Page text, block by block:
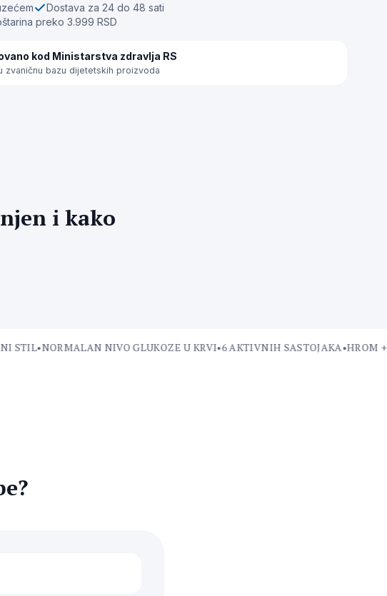
Dostava za 24 do 48 sati
preko 3.999 RSD
kod Ministarstva zdravlja RS
zvaničnu bazu dijetetskih proizvoda
i kako
•NORMALAN NIVO GLUKOZE U KRVI•6 AKTIVNIH SASTOJAKA•HROM +